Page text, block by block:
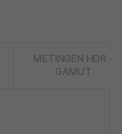
METINGEN HDR -
GAMUT